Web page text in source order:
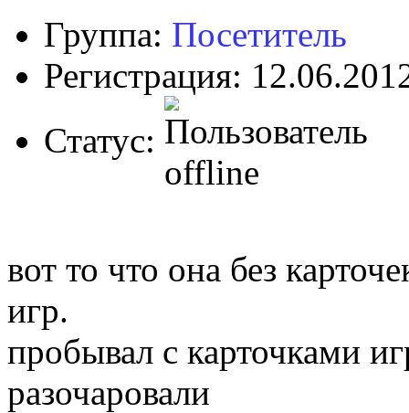
Группа: Посетитель
Регистрация:
Статус:
вот то что она без
игр.
пробывал с карточками
разочаровали